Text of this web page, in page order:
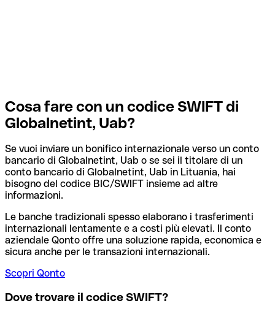
Cosa fare con un codice SWIFT di
Globalnetint, Uab?
Se vuoi inviare un bonifico internazionale verso un conto
bancario di Globalnetint, Uab o se sei il titolare di un
conto bancario di Globalnetint, Uab in Lituania, hai
bisogno del codice BIC/SWIFT insieme ad altre
informazioni.
Le banche tradizionali spesso elaborano i trasferimenti
internazionali lentamente e a costi più elevati. Il conto
aziendale Qonto offre una soluzione rapida, economica e
sicura anche per le transazioni internazionali.
Scopri Qonto
Dove trovare il codice SWIFT?